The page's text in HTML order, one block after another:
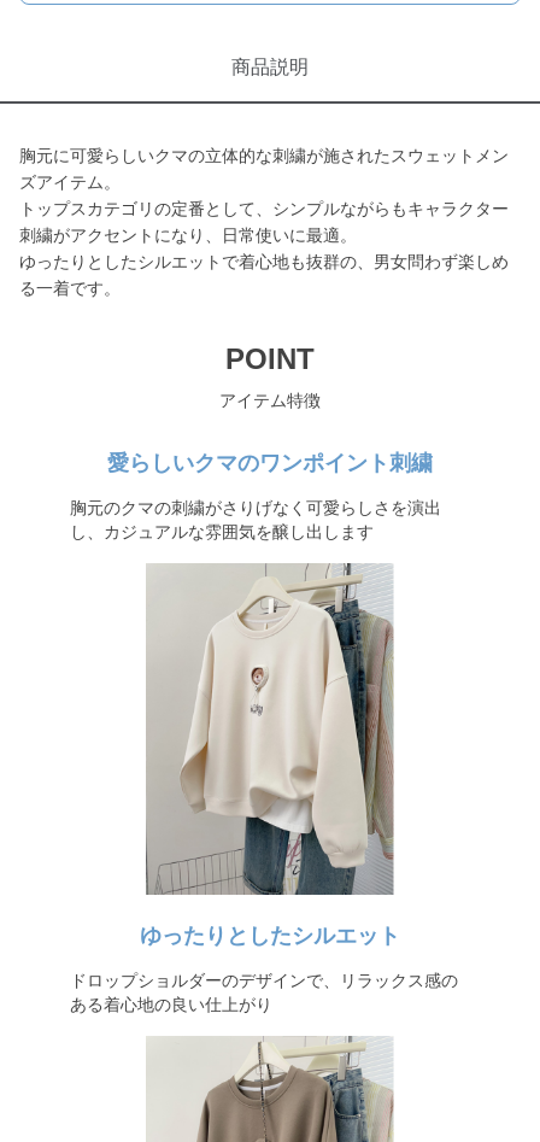
商品説明
胸元に可愛らしいクマの立体的な刺繍が施されたスウェットメン
ズアイテム。
トップスカテゴリの定番として、シンプルながらもキャラクター
刺繍がアクセントになり、日常使いに最適。
ゆったりとしたシルエットで着心地も抜群の、男女問わず楽しめ
る一着です。
POINT
アイテム特徴
愛らしいクマのワンポイント刺繍
胸元のクマの刺繍がさりげなく可愛らしさを演出
し、カジュアルな雰囲気を醸し出します
ゆったりとしたシルエット
ドロップショルダーのデザインで、リラックス感の
ある着心地の良い仕上がり